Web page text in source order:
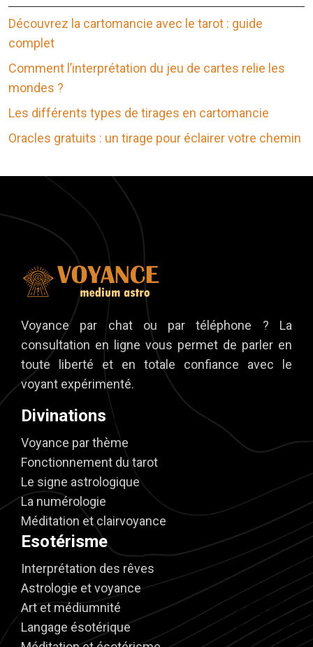
Découvrez la cartomancie avec le tarot : guide
complet
Comment l’interprétation du jeu de cartes relie les
mondes ?
Les différents types de tirages en cartomancie
Oracles gratuits : un tirage pour éclairer votre chemin
Voyance par chat ou par téléphone ? La
consultation en ligne vous permet de parler en
toute liberté et en totale confiance avec le
voyant expérimenté.
Divinations
Voyance par thème
Fonctionnement du tarot
Le signe astrologique
La numérologie
Méditation et clairvoyance
Esotérisme
Interprétation des rêves
Astrologie et voyance
Art et médiumnité
Langage ésotérique